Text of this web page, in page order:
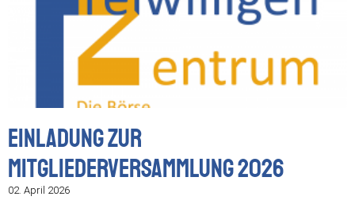
Einladung zur
Mitgliederversammlung 2026
02. April 2026